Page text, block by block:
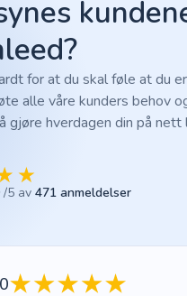
for at du skal føle at du
alle våre kunders behov
gjøre hverdagen din på
/5 av 471 anmeldelser